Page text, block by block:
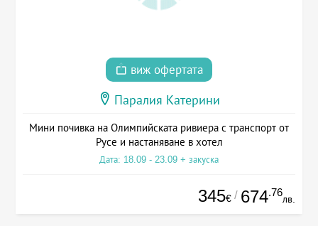
виж офертата
Паралия Катерини
Мини почивка на Олимпийската ривиера с транспорт от
Русе и настаняване в хотел
Дата: 18.09 - 23.09 + закуска
345€ / 674.76
лв.